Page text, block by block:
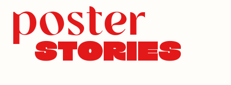
poster
stories